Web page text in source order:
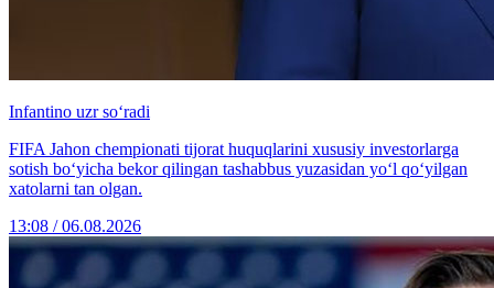
Infantino uzr so‘radi
FIFA Jahon chempionati tijorat huquqlarini xususiy investorlarga
sotish bo‘yicha bekor qilingan tashabbus yuzasidan yo‘l qo‘yilgan
xatolarni tan olgan.
13:08 / 06.08.2026